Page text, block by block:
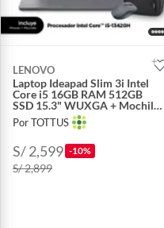
LENOVO
Laptop Ideapad Slim 3i Intel
Core i5 16GB RAM 512GB
SSD 15.3" WUXGA + Mochila
y Mouse
Por TOTTUS
S/ 2,599 -10%
S/ 2,899